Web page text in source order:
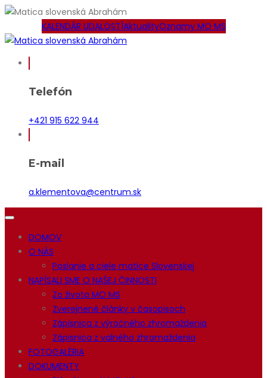
KALENDÁR UDALOSTÍAktualityOznamy MO MS
Telefón
+421 915 622 944
E-mail
a.klementova@centrum.sk
DOMOV
O NÁS
Poslanie a ciele matice Slovenskej
NAPÍSALI SME O NAŠEJ ČINNOSTI
Zo života MO MS
Zverejnené články v časopisoch
Zápisnica z výročného zhromaždenia
Zápisnica z valného zhromaždenia
FOTOGALÉRIA
DOKUMENTY